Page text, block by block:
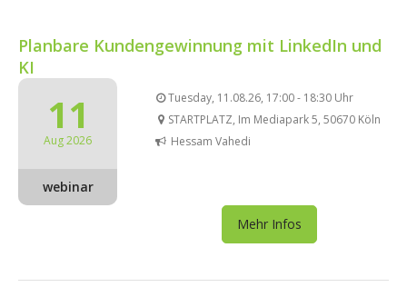
Planbare Kundengewinnung mit LinkedIn und
KI
11
Aug 2026
webinar
Tuesday, 11.08.26, 17:00 - 18:30 Uhr
STARTPLATZ, Im Mediapark 5, 50670 Köln
Hessam Vahedi
Mehr Infos